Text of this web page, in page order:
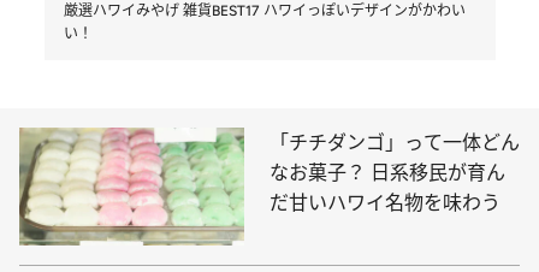
厳選ハワイみやげ 雑貨BEST17 ハワイっぽいデザインがかわい
い！
「チチダンゴ」って一体どん
なお菓子？ 日系移民が育ん
だ甘いハワイ名物を味わう